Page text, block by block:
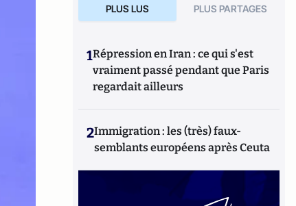
PLUS LUS PLUS PARTAGES
1Répression en Iran : ce qui s'est
vraiment passé pendant que Paris
regardait ailleurs
2Immigration : les (très) faux-
semblants européens après Ceuta